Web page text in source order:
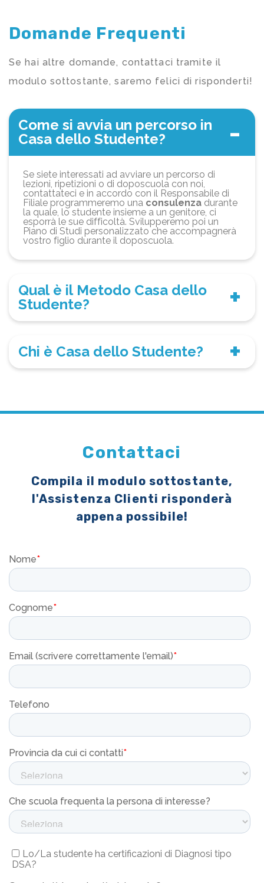
Domande Frequenti
Se hai altre domande, contattaci tramite il
modulo sottostante, saremo felici di risponderti!
Come si avvia un percorso in
Casa dello Studente?
Se siete interessati ad avviare un percorso di
lezioni, ripetizioni o di doposcuola con noi,
contattateci e in accordo con il Responsabile di
Filiale programmeremo una consulenza durante
la quale, lo studente insieme a un genitore, ci
esporrà le sue difficoltà. Svilupperemo poi un
Piano di Studi personalizzato che accompagnerà
vostro figlio durante il doposcuola.
Qual è il Metodo Casa dello
Studente?
Chi è Casa dello Studente?
Contattaci
Compila il modulo sottostante,
l'Assistenza Clienti risponderà
appena possibile!